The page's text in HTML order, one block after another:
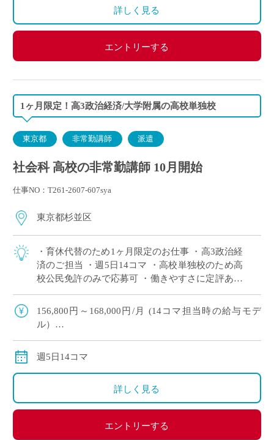
詳しく見る
エントリーする
1ヶ月限定！高3政治経済/大学附属の高校単独校
東京都 非常勤講師 派遣
社会科 高校の非常勤講師 10月開始
仕事NO：T261-2607-607sya
東京都杉並区
・育休代替のため1ヶ月限定のお仕事 ・高3政治経
済のご担当 ・週5日14コマ ・高校単独校のため高
校公民免許のみで応募可 ・働きやすさに定評あり
156,800円～168,000円/月 (14コマ担当時の給与モデ
ル）
週5日14コマ
詳しく見る
エントリーする